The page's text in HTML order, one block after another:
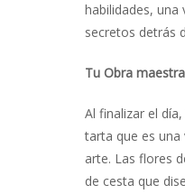
habilidades, una
secretos detrás
Tu Obra
Al finalizar el
tarta que es una
arte. Las flores
de cesta que